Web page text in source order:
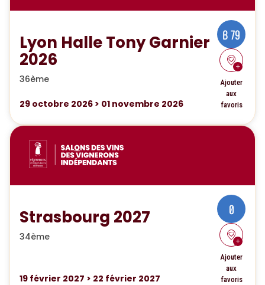
Lyon Halle Tony Garnier
2026
36ème
29 octobre 2026 > 01 novembre 2026
B 79
Ajouter
aux
favoris
Strasbourg 2027
34ème
19 février 2027 > 22 février 2027
0
Ajouter
aux
favoris